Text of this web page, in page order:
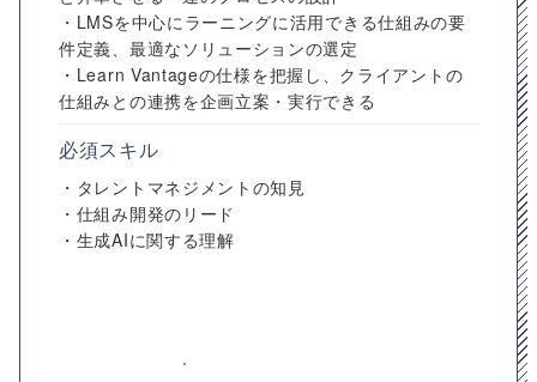
・LMSを中心にラーニングに活用できる仕組みの要
件定義、最適なソリューションの選定
・Learn Vantageの仕様を把握し、クライアントの
仕組みとの連携を企画立案・実行できる
必須スキル
・タレントマネジメントの知見
・仕組み開発のリード
・生成AIに関する理解